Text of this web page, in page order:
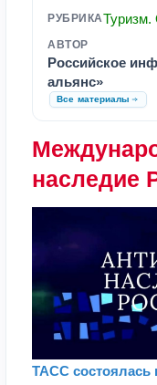
РУБРИКАТуризм.
АВТОР
Российское
альянс»
Все материалы
наследие
ТАСС состоялась